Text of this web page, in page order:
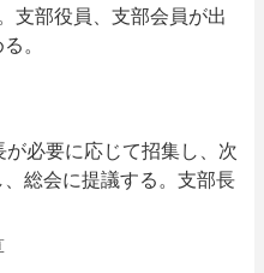
支部役員、支部会員が出
。
必要に応じて招集し、次
総会に提議する。支部長